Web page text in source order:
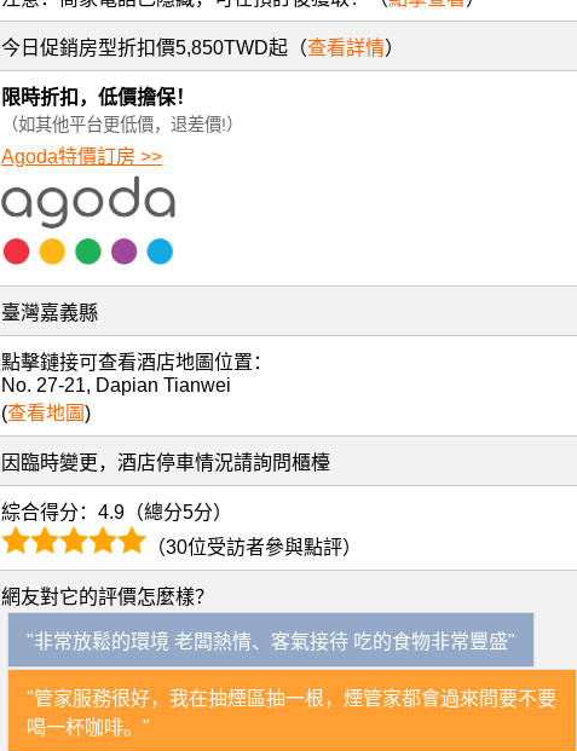
今日促銷房型折扣價5,850TWD起（查看詳情）
限時折扣，低價擔保！
（如其他平台更低價，退差價!）
Agoda特價訂房 >>
臺灣嘉義縣
點擊鏈接可查看酒店地圖位置：
No. 27-21, Dapian Tianwei
(查看地圖)
因臨時變更，酒店停車情況請詢問櫃檯
綜合得分：4.9（總分5分）
（30位受訪者參與點評）
網友對它的評價怎麼樣？
"非常放鬆的環境 老闆熱情、客氣接待 吃的食物非常豐盛"
"管家服務很好，我在抽煙區抽一根，煙管家都會過來問要不要
喝一杯咖啡。"